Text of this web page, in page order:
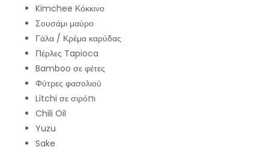
Kimchee Κόκκινο
Σουσάμι μαύρο
Γάλα / Κρέμα καρύδας
Πέρλες Tapioca
Bamboo σε φέτες
Φύτρες φασολιού
Litchi σε σιρόπι
Chili Oil
Yuzu
Sake